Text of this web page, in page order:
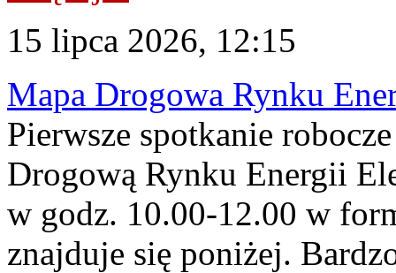
15 lipca 2026, 12:15
Mapa Drogowa Rynku
Pierwsze spotkanie
Drogową Rynku Energii
w godz. 10.00-12.00 w
znajduje się poniżej.